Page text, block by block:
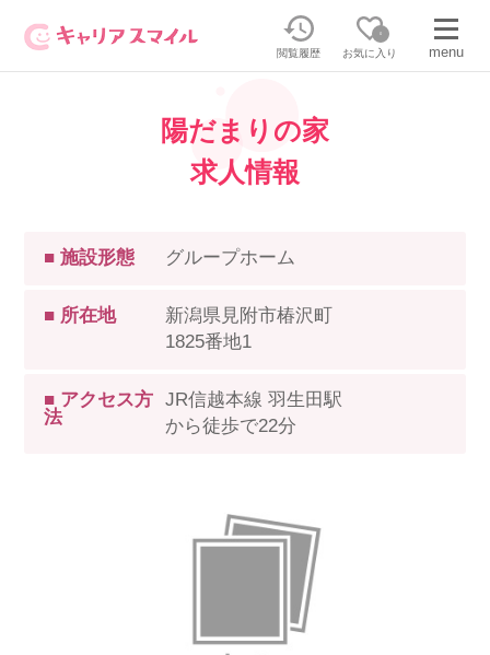
閲覧履歴
0
お気に入り menu
無料相談・お問い合わせはこちら
無料転職相談・お問い合わせの内容を
その他のお問い合わせ
採用担当者様はこちら
介護のリスキリング
キャリアスマイルとは
紹介会社を使うメリットについて
陽だまりの家
求人情報
■ 施設形態 グループホーム
■ 所在地
新潟県見附市椿沢町
1825番地1
■ アクセス方
法
JR信越本線 羽生田駅
から徒歩で22分